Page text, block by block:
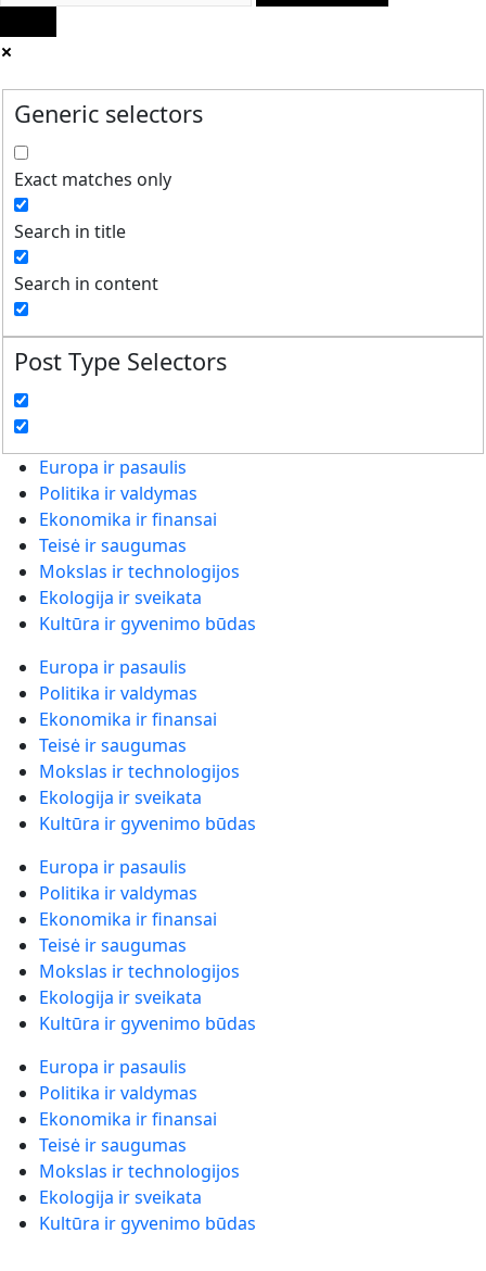
Generic selectors
Exact matches only
Search in title
Search in content
Post Type Selectors
Europa ir pasaulis
Politika ir valdymas
Ekonomika ir finansai
Teisė ir saugumas
Mokslas ir technologijos
Ekologija ir sveikata
Kultūra ir gyvenimo būdas
Europa ir pasaulis
Politika ir valdymas
Ekonomika ir finansai
Teisė ir saugumas
Mokslas ir technologijos
Ekologija ir sveikata
Kultūra ir gyvenimo būdas
Europa ir pasaulis
Politika ir valdymas
Ekonomika ir finansai
Teisė ir saugumas
Mokslas ir technologijos
Ekologija ir sveikata
Kultūra ir gyvenimo būdas
Europa ir pasaulis
Politika ir valdymas
Ekonomika ir finansai
Teisė ir saugumas
Mokslas ir technologijos
Ekologija ir sveikata
Kultūra ir gyvenimo būdas